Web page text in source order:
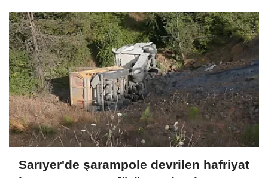
Sarıyer'de şarampole devrilen hafriyat